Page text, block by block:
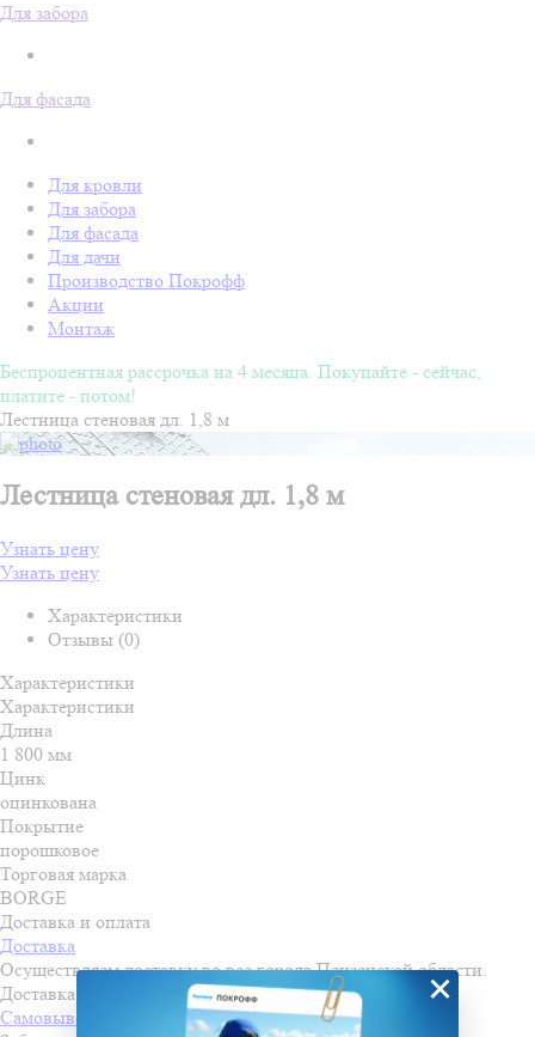
Для забора
Для фасада
Для кровли
Для забора
Для фасада
Для дачи
Производство Покрофф
Акции
Монтаж
Беспроцентная рассрочка на 4 месяца. Покупайте - сейчас,
платите - потом!
Лестница стеновая дл. 1,8 м
Лестница стеновая дл. 1,8 м
Узнать цену
Узнать цену
Характеристики
Отзывы (0)
Характеристики
Характеристики
Длина
1 800 мм
Цинк
оцинкована
Покрытие
порошковое
Торговая марка
BORGE
Доставка и оплата
Доставка
Осуществляем доставку во все города Пензенской области.
Доставка осуществляется по льготной стоимости!
Самовывоз
×